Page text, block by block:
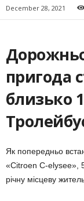
December 28, 2021
пригода
близько
Як попередньо
«Citroen C-elysee»,
річну місцеву